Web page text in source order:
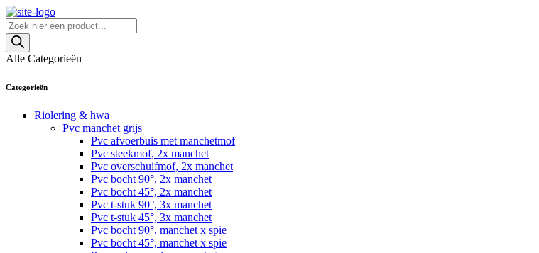
Skip
to
content
Producten
zoeken
Alle Categorieën
Categorieën
Riolering & hwa
Pvc manchet grijs
Pvc afvoerbuis met manchetmof
Pvc steekmof, 2x manchet
Pvc overschuifmof, 2x manchet
Pvc bocht 90°, 2x manchet
Pvc bocht 45°, 2x manchet
Pvc t-stuk 90°, 3x manchet
Pvc t-stuk 45°, 3x manchet
Pvc bocht 90°, manchet x spie
Pvc bocht 45°, manchet x spie